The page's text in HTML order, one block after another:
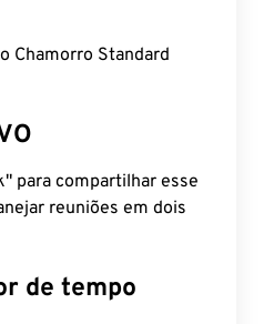
Chamorro Standard
para compartilhar esse
reuniões em dois
de tempo